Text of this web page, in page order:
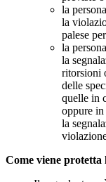
la
la
palese
la
la
ritorsioni
delle
quelle in
oppure
la
Come viene protetta